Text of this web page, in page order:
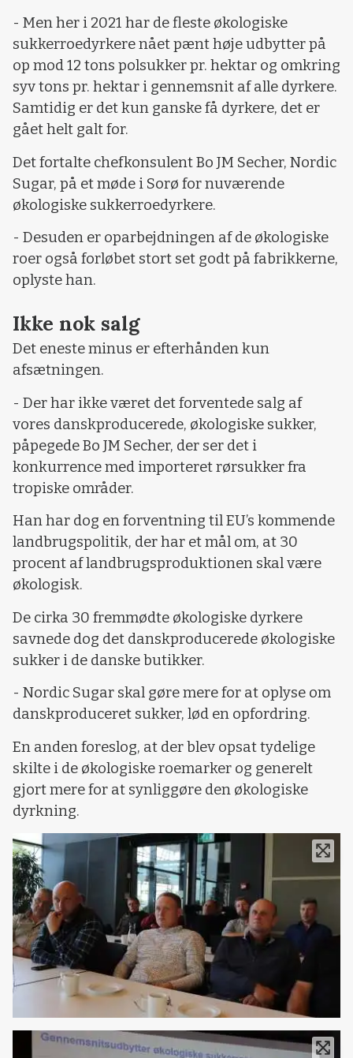
- Men her i 2021 har de fleste økologiske
sukkerroedyrkere nået pænt høje udbytter på
op mod 12 tons polsukker pr. hektar og omkring
syv tons pr. hektar i gennemsnit af alle dyrkere.
Samtidig er det kun ganske få dyrkere, det er
gået helt galt for.
Det fortalte chefkonsulent Bo JM Secher, Nordic
Sugar, på et møde i Sorø for nuværende
økologiske sukkerroedyrkere.
- Desuden er oparbejdningen af de økologiske
roer også forløbet stort set godt på fabrikkerne,
oplyste han.
Ikke nok salg
Det eneste minus er efterhånden kun
afsætningen.
- Der har ikke været det forventede salg af
vores danskproducerede, økologiske sukker,
påpegede Bo JM Secher, der ser det i
konkurrence med importeret rørsukker fra
tropiske områder.
Han har dog en forventning til EU’s kommende
landbrugspolitik, der har et mål om, at 30
procent af landbrugsproduktionen skal være
økologisk.
De cirka 30 fremmødte økologiske dyrkere
savnede dog det danskproducerede økologiske
sukker i de danske butikker.
- Nordic Sugar skal gøre mere for at oplyse om
danskproduceret sukker, lød en opfordring.
En anden foreslog, at der blev opsat tydelige
skilte i de økologiske roemarker og generelt
gjort mere for at synliggøre den økologiske
dyrkning.